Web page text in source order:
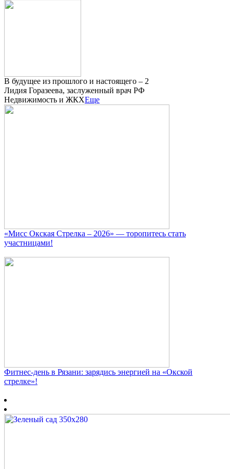
В будущее из прошлого и настоящего – 2
Лидия Горазеева, заслуженный врач РФ
Недвижимость и ЖКХЕще
«Мисс Окская Стрелка – 2026» — торопитесь стать
участницами!
Фитнес‑день в Рязани: зарядись энергией на «Окской
стрелке»!